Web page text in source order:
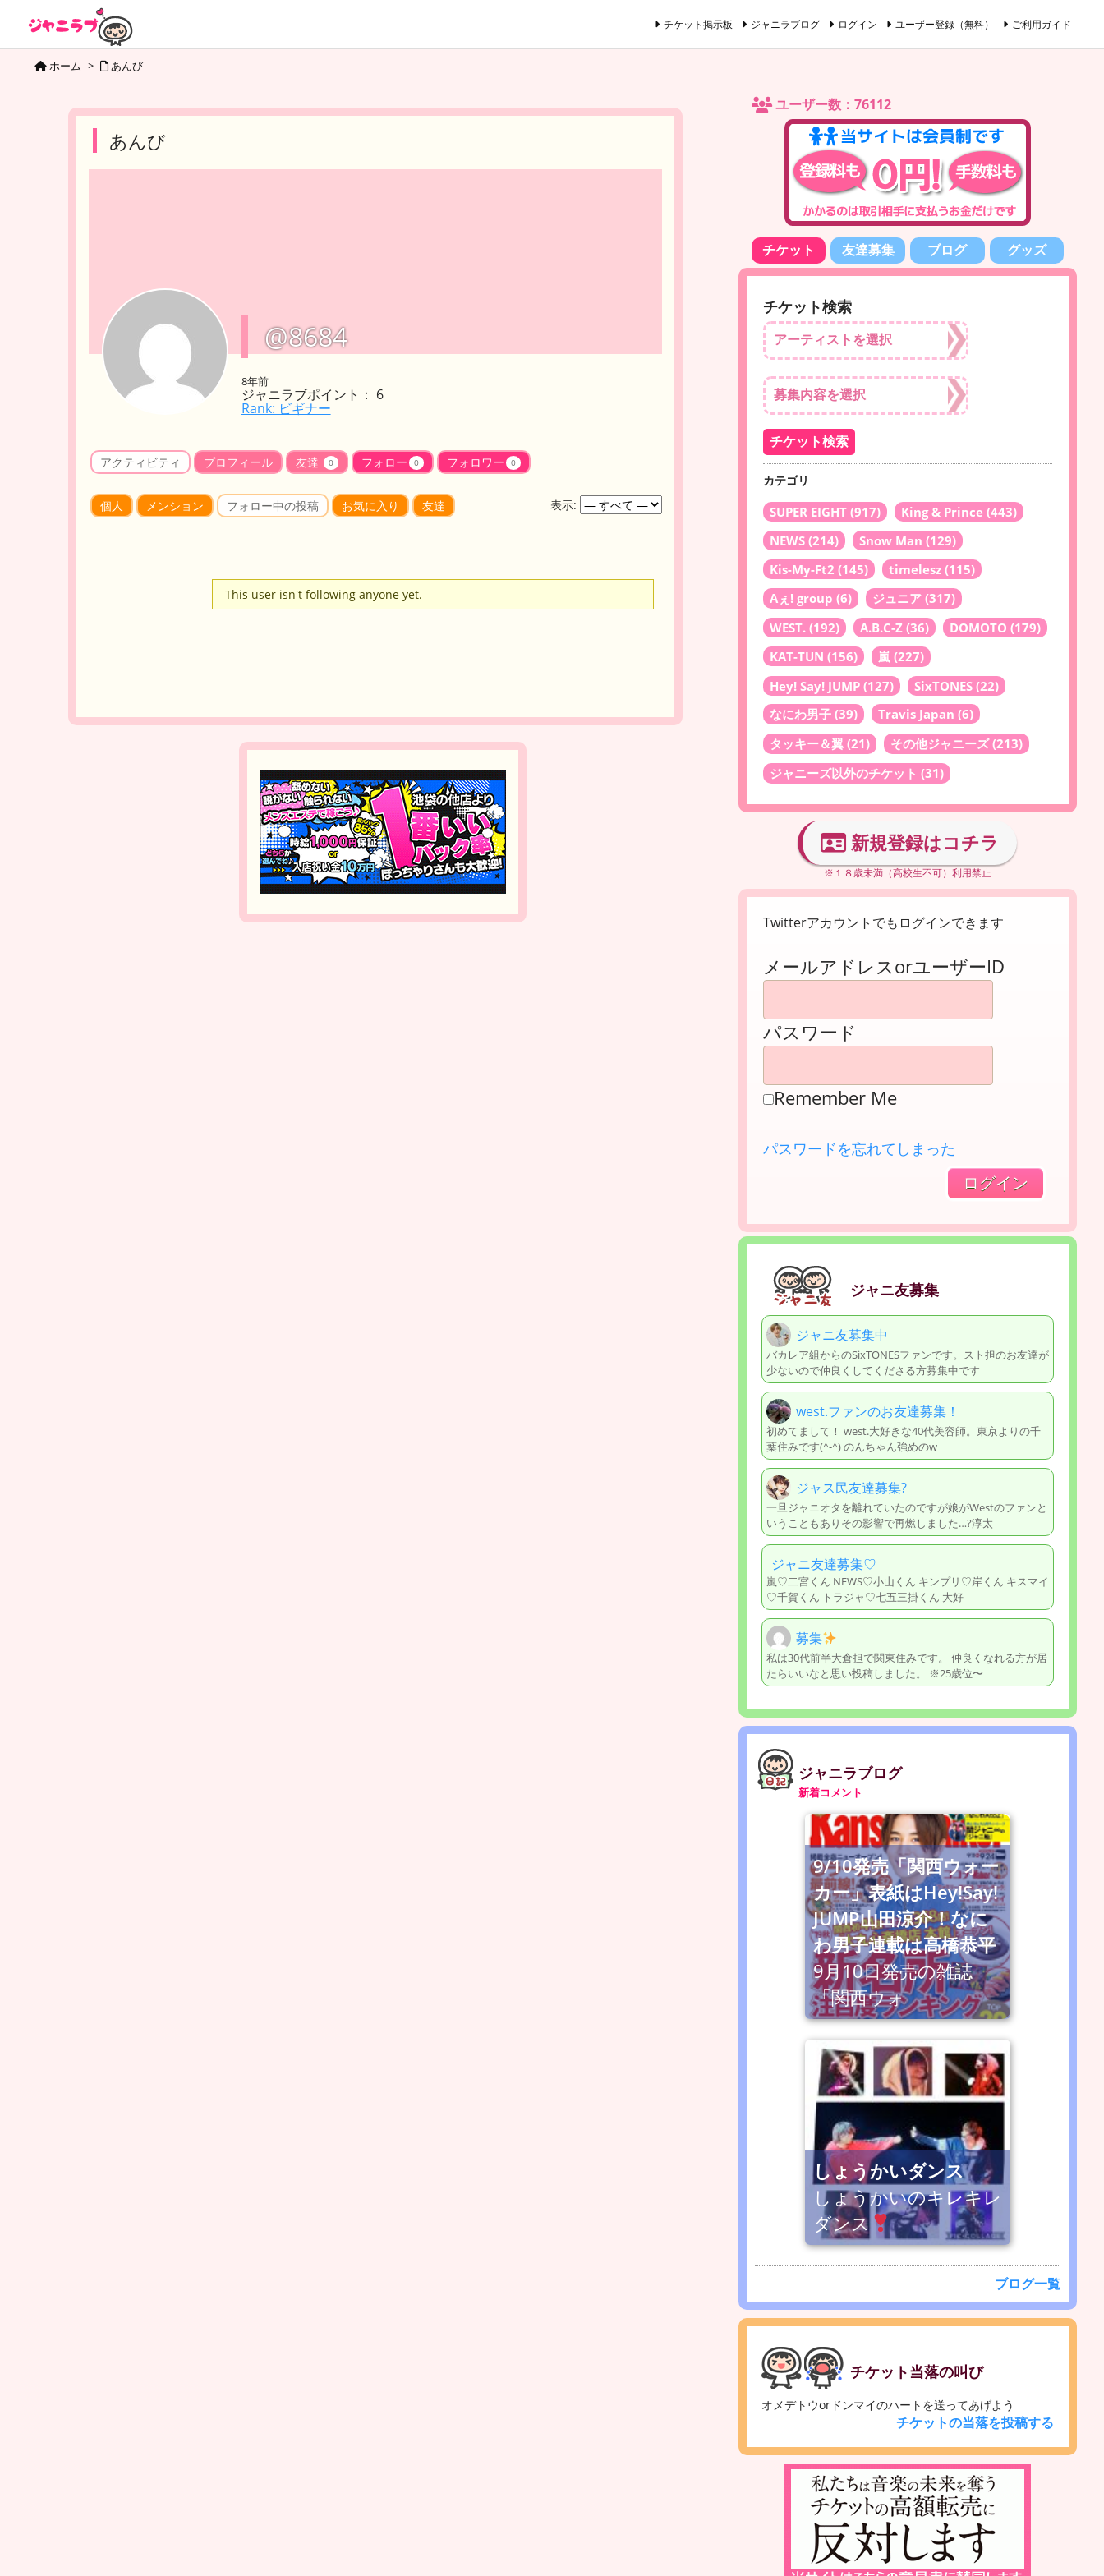
チケット掲示板 ジャニラブログ ログイン ユーザー登録（無料） ご利用ガイド
ホーム > あんび
あんび
@8684
8年前
ジャニラブポイント： 6
Rank: ビギナー
アクティビティ プロフィール 友達 0 フォロー 0 フォロワー 0
個人 メンション フォロー中の投稿 お気に入り 友達 表示:
This user isn't following anyone yet.
ユーザー数：76112
チケット 友達募集 ブログ グッズ
チケット検索
カテゴリ
SUPER EIGHT (917) King & Prince (443)
NEWS (214) Snow Man (129)
Kis-My-Ft2 (145) timelesz (115)
Aぇ! group (6) ジュニア (317)
WEST. (192) A.B.C-Z (36) DOMOTO (179)
KAT-TUN (156) 嵐 (227)
Hey! Say! JUMP (127) SixTONES (22)
なにわ男子 (39) Travis Japan (6)
タッキー＆翼 (21) その他ジャニーズ(213)
ジャニーズ以外のチケット (31)
新規登録はコチラ
※１８歳未満（高校生不可）利用禁止
Twitterアカウントでもログインできます
メールアドレスorユーザーID
パスワード
Remember Me
パスワードを忘れてしまった
ジャニ友募集
ジャニ友募集中
バカレア組からのSixTONESファンです。スト担のお友達が
少ないので仲良くしてくださる方募集中です
west.ファンのお友達募集！
初めてまして！ west.大好きな40代美容師。東京よりの千
葉住みです(^-^) のんちゃん強めのw
ジャス民友達募集?
一旦ジャニオタを離れていたのですが娘がWestのファンと
いうこともありその影響で再燃しました…?淳太
ジャニ友達募集♡
嵐♡二宮くん NEWS♡小山くん キンプリ♡岸くん キスマイ
♡千賀くん トラジャ♡七五三掛くん 大好
募集
私は30代前半大倉担で関東住みです。 仲良くなれる方が居
たらいいなと思い投稿しました。 ※25歳位〜
ジャニラブログ
新着コメント
9/10発売「関西ウォー
カー」表紙はHey!Say!
JUMP山田涼介！なに
わ男子連載は高橋恭平
9月10日発売の雑誌
「関西ウォ
しょうかいダンス
しょうかいのキレキレ
ダンス
ブログ一覧
チケット当落の叫び
オメデトウorドンマイのハートを送ってあげよう
チケットの当落を投稿する